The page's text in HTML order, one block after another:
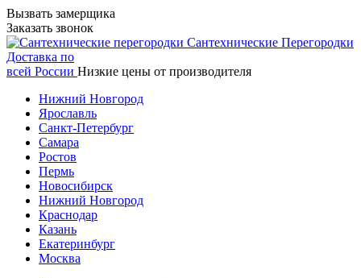
Вызвать замерщика
Заказать звонок
Сантехнические Перегородки
Доставка по
всей России Низкие цены от производителя
Нижний Новгород
Ярославль
Санкт-Петербург
Самара
Ростов
Пермь
Новосибирск
Нижний Новгород
Краснодар
Казань
Екатеринбург
Москва